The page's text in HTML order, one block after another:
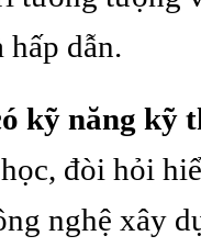
hấp dẫn.
kỹ năng kỹ
đòi hỏi
nghệ xây